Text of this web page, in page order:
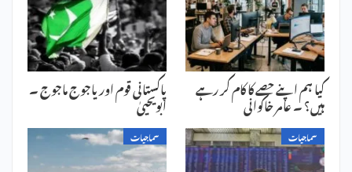
کیا ہم اپنے حصے کا کام کر رہے
ہیں؟ ۔ عامر خاکوانی
پاکستانی قوم اور یاجوج ماجوج ۔
ابویحییٰ
سماجیات سماجیات